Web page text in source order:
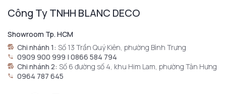
Công Ty TNHH BLANC DECO
Showroom Tp. HCM
Chi nhánh 1: Số 13 Trần Quý Kiên, phường Bình Trưng
0909 900 999 | 0866 584 794
Chi nhánh 2: Số 6 đường số 4, khu Him Lam, phường Tân Hưng
0964 787 645